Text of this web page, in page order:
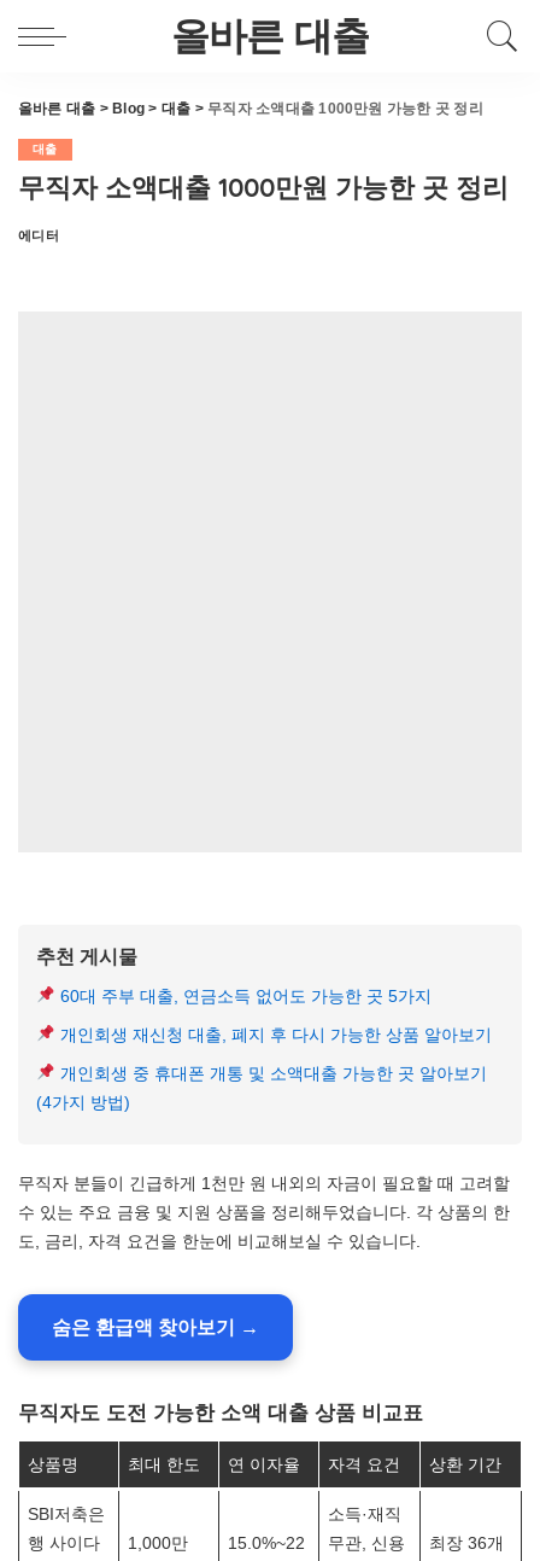
올바른 대출
올바른 대출 > Blog > 대출 > 무직자 소액대출 1000만원 가능한 곳 정리
대출
무직자 소액대출 1000만원 가능한 곳 정리
Posted
에디터
추천 게시물
60대 주부 대출, 연금소득 없어도 가능한 곳 5가지
개인회생 재신청 대출, 폐지 후 다시 가능한 상품 알아보기
개인회생 중 휴대폰 개통 및 소액대출 가능한 곳 알아보기
(4가지 방법)
무직자 분들이 긴급하게 1천만 원 내외의 자금이 필요할 때 고려할
수 있는 주요 금융 및 지원 상품을 정리해두었습니다. 각 상품의 한
도, 금리, 자격 요건을 한눈에 비교해보실 수 있습니다.
숨은 환급액 찾아보기 →
무직자도 도전 가능한 소액 대출 상품 비교표
상품명 최대 한도 연 이자율 자격 요건 상환 기간
SBI저축은
행 사이다
1,000만
15.0%~22
소득·재직
무관, 신용
최장 36개